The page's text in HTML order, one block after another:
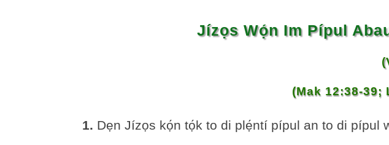
Jízọs Wọ́n Im Pípul
(Mak 12:38-39;
1. Dẹn Jízọs kọ́n tọ́k to di plẹ́ntí pípul an to di pípul